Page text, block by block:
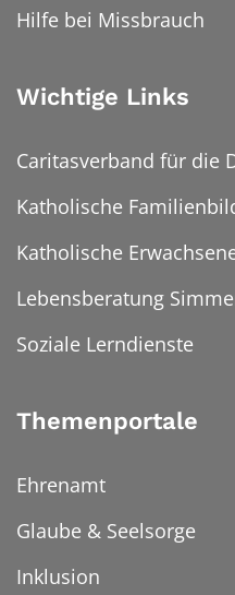
Hilfe bei Missbrauch
Wichtige Links
Caritasverband für die
Katholische
Katholische
Lebensberatung
Soziale Lerndienste
Themenportale
Ehrenamt
Glaube & Seelsorge
Inklusion